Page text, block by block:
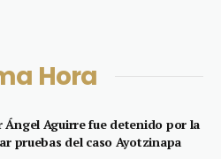
Hora
Ángel Aguirre fue detenido por la
pruebas del caso Ayotzinapa